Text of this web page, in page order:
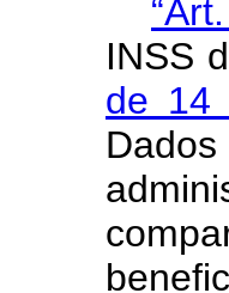
INSS
de 14